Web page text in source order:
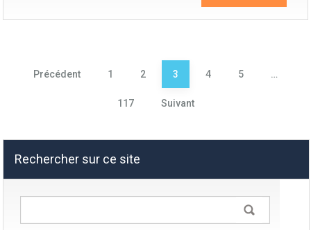
Pagination
Précédent 1 2 3 4 5 …
117 Suivant
Rechercher sur ce site